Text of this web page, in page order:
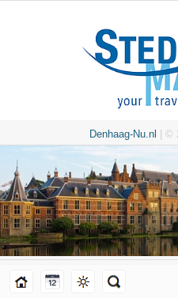
Denhaag-Nu.nl | ©